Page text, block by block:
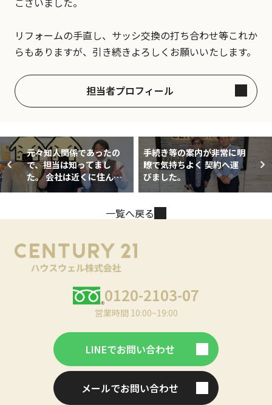
リフォームの手直し、サッシ交換の打ち合わせ等これか
らもありますが、引き続きよろしくお願いいたします。
担当者プロフィール
元々知人関係であったの
で、担当は知ってまし
た。 会社は近くに住んで
るので知ってました。
手続き等の案内が非常に明
瞭で気持ちよく 契約へ運
びました。
一覧へ戻る
0120-2103-07
営業時間 10:00~19:00
LINEでお問い合わせ
メールでお問い合わせ